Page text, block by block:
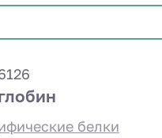
белки